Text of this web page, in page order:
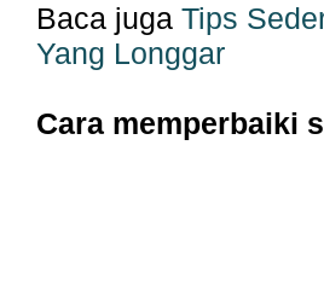
Baca juga Tips
Yang Longgar
Cara memperbaiki